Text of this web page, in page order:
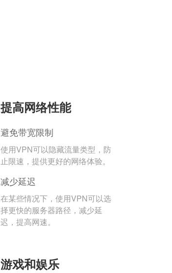
提高网络性能
避免带宽限制
使用VPN可以隐藏流量类型，防
止限速，提供更好的网络体验。
减少延迟
在某些情况下，使用VPN可以选
择更快的服务器路径，减少延
迟，提高网速。
游戏和娱乐